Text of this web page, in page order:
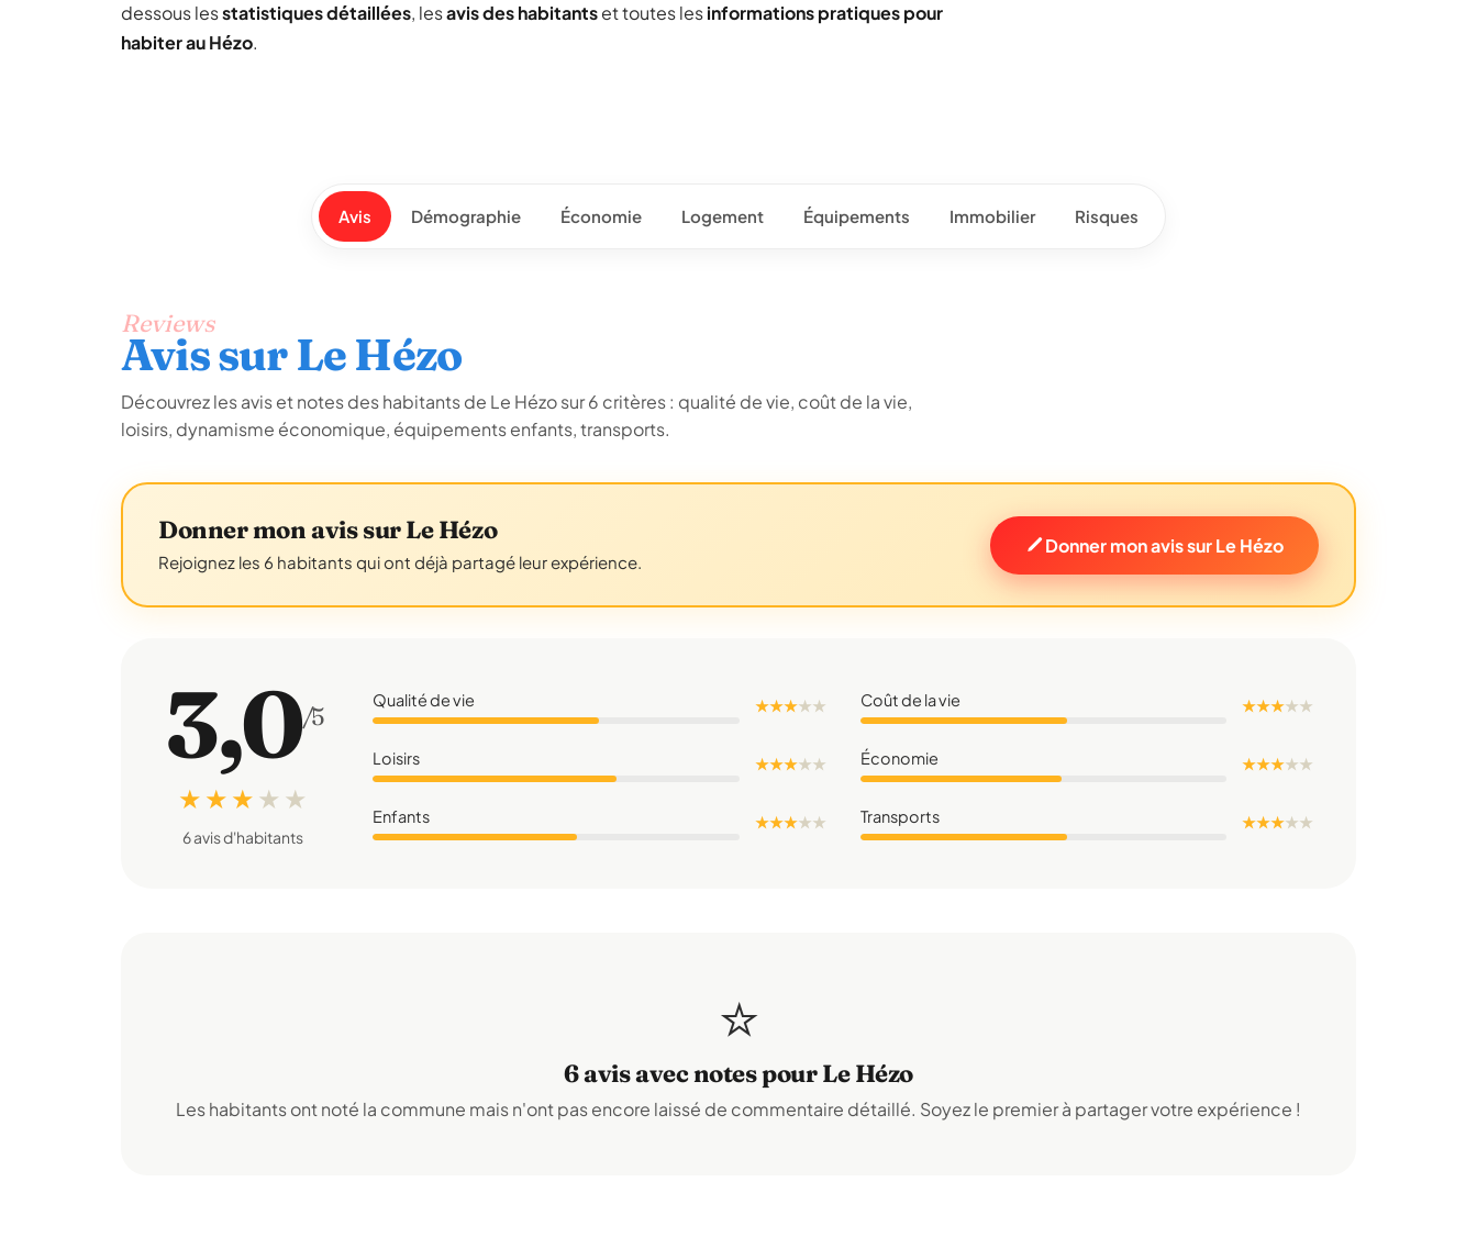
dessous lesstatistiques détaillées, lesavis des habitantset toutes lesinformations pratiques pour
habiter au Hézo.
Avis Démographie Économie Logement Équipements Immobilier Risques
Reviews
Avis sur Le Hézo
Découvrez les avis et notes des habitants de Le Hézo sur 6 critères : qualité de vie, coût de la vie,
loisirs, dynamisme économique, équipements enfants, transports.
Donner mon avis sur Le Hézo
Rejoignez les 6 habitants qui ont déjà partagé leur expérience.
Donner mon avis sur Le Hézo
3,0/5
★ ★ ★ ★ ★
6 avis d'habitants
Qualité de vie ★ ★ ★★★ Coût de la vie ★ ★ ★★★
Loisirs ★ ★ ★★★ Économie ★ ★ ★★★
Enfants ★ ★ ★★★ Transports ★ ★ ★★★
⭐
6 avis avec notes pour Le Hézo
Les habitants ont noté la commune mais n'ont pas encore laissé de commentaire détaillé. Soyez le premier à partager votre expérience !